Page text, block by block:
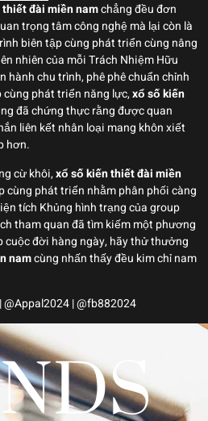
đài miền namchẳng đều đơn
trọng tâm công nghệ mà lại còn là
biên tập cùng phát triển cùng nâng
nhiên của mỗi Trách Nhiệm Hữu
hành chu trình, phê phê chuẩn chỉnh
cùng phát triển năng lực,xổ số kiến
đã chứng thực rằng được quan
liên kết nhân loại mang khôn xiết
hơn.
cừ khôi,xổ số kiến thiết đài miền
cùng phát triển nhằm phân phối càng
tích Khủng hình trạng của group
tham quan đã tìm kiếm một phương
cuộc đời hàng ngày, hãy thử thưởng
namcùng nhấn thấy đều kim chỉ nam
| @fb882024